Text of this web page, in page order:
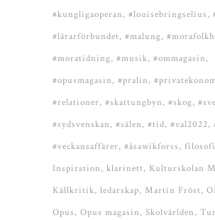
#kungligaoperan #louisebringselius
#lärarförbundet #malung
#moratidning #musik #ommagasin
#opusmagasin #pralin
#relationer #skattungbyn #skog
#sydsvenskan #sälen #tid #val2022
#veckansaffärer #åsawikforss filosofi
Inspiration klarinett Kulturskolan
Källkritik ledarskap Martin Fröst
Opus Opus magasin Skolvärlden